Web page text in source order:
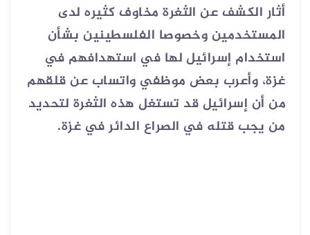
أثار الكشف عن الثغرة مخاوف كثيره لدى
المستخدمين وخصوصا الفلسطينين بشأن
استخدام إسرائيل لها في استهدافهم في
غزة، وأعرب بعض موظفي واتساب عن قلقهم
من أن إسرائيل قد تستغل هذه الثغرة لتحديد
من يجب قتله في الصراع الدائر في غزة.